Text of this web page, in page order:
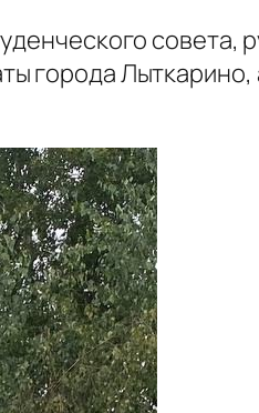
совета,
города Лыткарино,